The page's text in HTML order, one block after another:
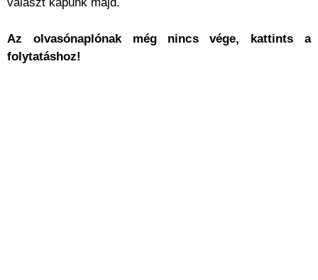
Az olvasónaplónak még nincs vége, kattints a
folytatáshoz!